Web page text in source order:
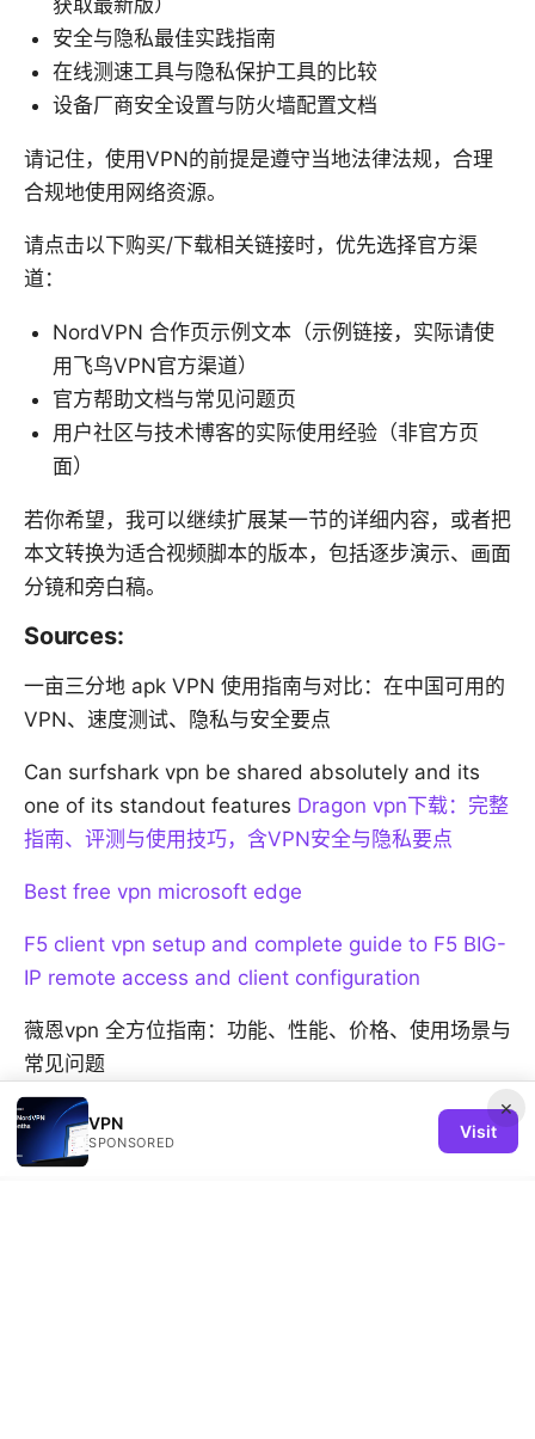
安全与隐私最佳实践指南
在线测速工具与隐私保护工具的比较
设备厂商安全设置与防火墙配置文档
请记住，使用VPN的前提是遵守当地法律法规，合理
合规地使用网络资源。
请点击以下购买/下载相关链接时，优先选择官方渠
道：
NordVPN 合作页示例文本（示例链接，实际请使
用飞鸟VPN官方渠道）
官方帮助文档与常见问题页
用户社区与技术博客的实际使用经验（非官方页
面）
若你希望，我可以继续扩展某一节的详细内容，或者把
本文转换为适合视频脚本的版本，包括逐步演示、画面
分镜和旁白稿。
Sources:
一亩三分地 apk VPN 使用指南与对比：在中国可用的
VPN、速度测试、隐私与安全要点
Can surfshark vpn be shared absolutely and its
one of its standout features Dragon vpn下载：完整
指南、评测与使用技巧，含VPN安全与隐私要点
Best free vpn microsoft edge
F5 client vpn setup and complete guide to F5 BIG-
IP remote access and client configuration
薇恩vpn 全方位指南：功能、性能、价格、使用场景与
常见问题
×
VPN
SPONSORED
Visit